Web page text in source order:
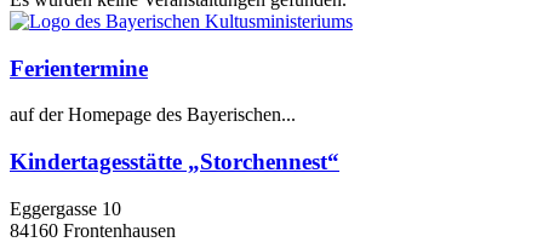
Ferientermine
auf der Homepage des Bayerischen...
Kindertagesstätte „Storchennest“
Eggergasse 10
84160 Frontenhausen